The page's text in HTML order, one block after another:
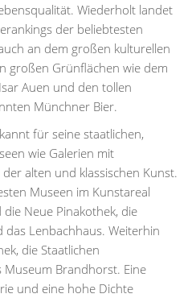
Wiederholt landet
der beliebtesten
an dem großen kulturellen
großen Grünflächen wie dem
Auen und den tollen
Münchner Bier.
für seine staatlichen,
wie Galerien mit
alten und klassischen Kunst.
Museen im Kunstareal
Neue Pinakothek, die
Lenbachhaus. Weiterhin
die Staatlichen
Brandhorst. Eine
und eine hohe Dichte